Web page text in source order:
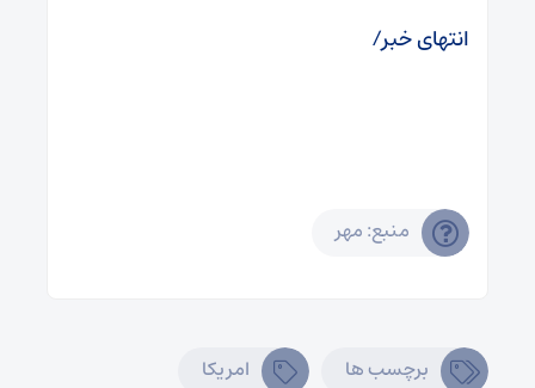
انتهای خبر/
منبع: مهر
برچسب ها امریکا